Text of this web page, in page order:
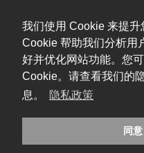
我们使用 Cookie 来提
Cookie 帮助我们分析用
好并优化网站功能。您
Cookie。请查看我们的
息。
隐私政策
同意
说点什么吧...